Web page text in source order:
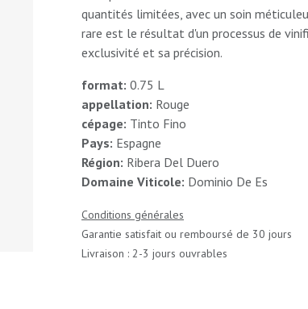
quantités limitées, avec un soin
rare est le résultat d'un processus de
exclusivité et sa précision.
format: 0.75 L
appellation: Rouge
cépage: Tinto Fino
Pays: Espagne
Région: Ribera Del Duero
Domaine Viticole: Dominio De Es
Conditions générales
Garantie satisfait ou remboursé de 30 jours
Livraison : 2-3 jours ouvrables